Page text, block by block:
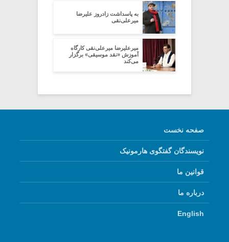
به پاسداشت زادروز علیرضا
میرعلی‌نقی
میرعلیرضا میرعلی‌نقی کارگاه
آموزش «نقد موسیقی» برگزار
می‌کند
صفحه نخست
نویسندگان گفتگوی هارمونیک
قوانین ما
درباره ما
English